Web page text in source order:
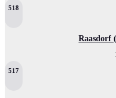
518
Raasdorf
517